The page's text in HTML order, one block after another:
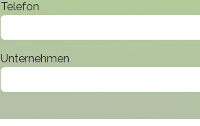
Telefon
Unternehmen